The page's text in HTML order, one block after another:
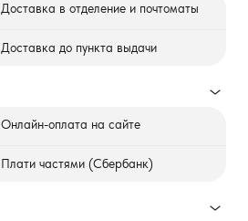
Доставка в отделение и почтоматы
Доставка до пункта выдачи
Онлайн-оплата на сайте
Плати частями (Сбербанк)